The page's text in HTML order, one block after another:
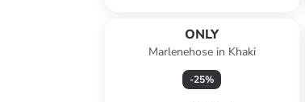
ONLY
Marlenehose in Khaki
-25%